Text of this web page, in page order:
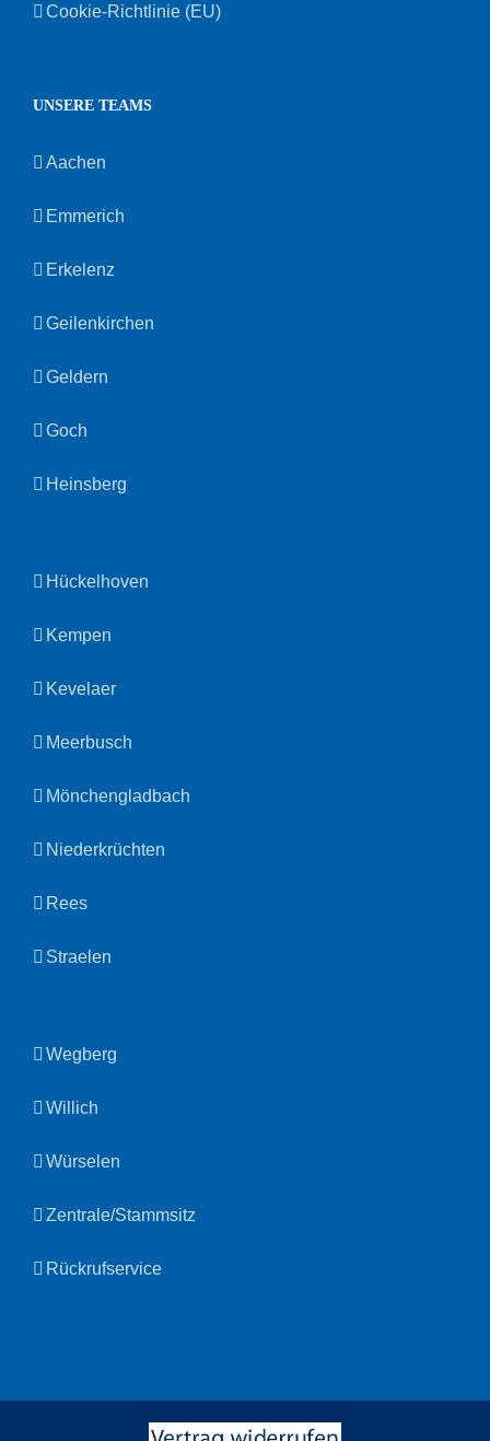
Cookie-Richtlinie (EU)
UNSERE TEAMS
Aachen
Emmerich
Erkelenz
Geilenkirchen
Geldern
Goch
Heinsberg
Hückelhoven
Kempen
Kevelaer
Meerbusch
Mönchengladbach
Niederkrüchten
Rees
Straelen
Wegberg
Willich
Würselen
Zentrale/Stammsitz
Rückrufservice